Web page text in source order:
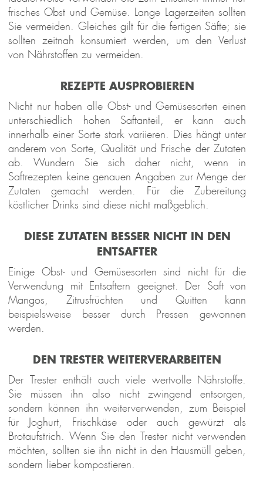
Advanced
Multi-
Power
Mix &
Soup
2.000 W
Kaffeemühle
frisches Obst und Gemüse. Lange Lagerzeiten sollten
Sie vermeiden. Gleiches gilt für die fertigen Säfte; sie
sollten zeitnah konsumiert werden, um den Verlust
von Nährstoffen zu vermeiden.
REZEPTE AUSPROBIEREN
Nicht nur haben alle Obst- und Gemüsesorten einen
unterschiedlich hohen Saftanteil, er kann auch
innerhalb einer Sorte stark variieren. Dies hängt unter
anderem von Sorte, Qualität und Frische der Zutaten
ab. Wundern Sie sich daher nicht, wenn in
Saftrezepten keine genauen Angaben zur Menge der
Zutaten gemacht werden. Für die Zubereitung
köstlicher Drinks sind diese nicht maßgeblich.
DIESE ZUTATEN BESSER NICHT IN DEN
ENTSAFTER
Einige Obst- und Gemüsesorten sind nicht für die
Verwendung mit Entsaftern geeignet. Der Saft von
Mangos, Zitrusfrüchten und Quitten kann
beispielsweise besser durch Pressen gewonnen
werden.
DEN TRESTER WEITERVERARBEITEN
Der Trester enthält auch viele wertvolle Nährstoffe.
Sie müssen ihn also nicht zwingend entsorgen,
sondern können ihn weiterverwenden, zum Beispiel
für Joghurt, Frischkäse oder auch gewürzt als
Brotaufstrich. Wenn Sie den Trester nicht verwenden
möchten, sollten sie ihn nicht in den Hausmüll geben,
sondern lieber kompostieren.